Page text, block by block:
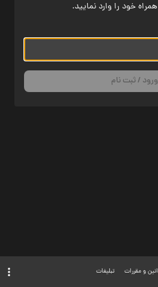
خود را وارد نمایید.
ورود / ثبت نام
و مقررات تبلیغات